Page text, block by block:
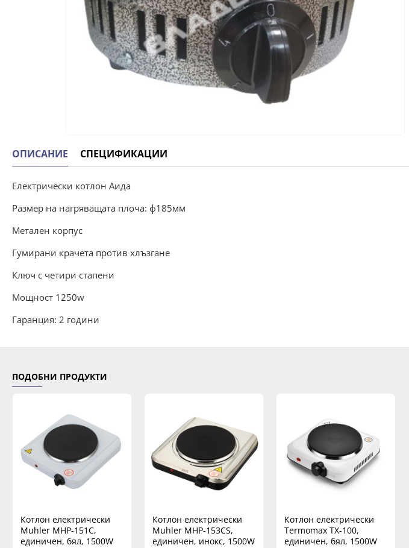
ОПИСАНИЕ СПЕЦИФИКАЦИИ
Електрически котлон Аида
Размер на нагряващата плоча: ф185мм
Метален корпус
Гумирани крачета против хлъзгане
Ключ с четири стапени
Мощност 1250w
Гаранция: 2 години
ПОДОБНИ ПРОДУКТИ
Котлон електрически
Muhler MHP-151C,
единичен, бял, 1500W
Котлон електрически
Muhler MHP-153CS,
единичен, инокс, 1500W
Котлон електрически
Termomax TX-100,
единичен, бял, 1500W